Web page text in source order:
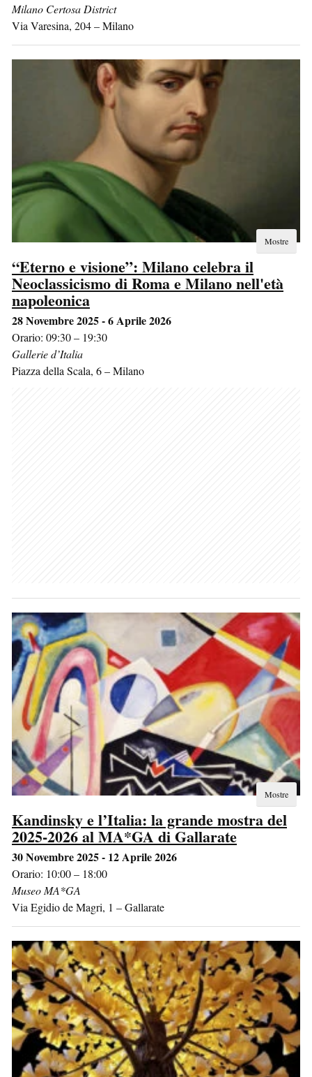
Milano Certosa District
Via Varesina, 204–Milano
Mostre
“Eterno e visione”: Milano celebra il
Neoclassicismo di Roma e Milano nell'età
napoleonica
28 Novembre 2025 - 6 Aprile 2026
Orario: 09:30 – 19:30
Gallerie d’Italia
Piazza della Scala, 6–Milano
Mostre
Kandinsky e l’Italia: la grande mostra del
2025-2026 al MA*GA di Gallarate
30 Novembre 2025 - 12 Aprile 2026
Orario: 10:00 – 18:00
Museo MA*GA
Via Egidio de Magri, 1 –Gallarate